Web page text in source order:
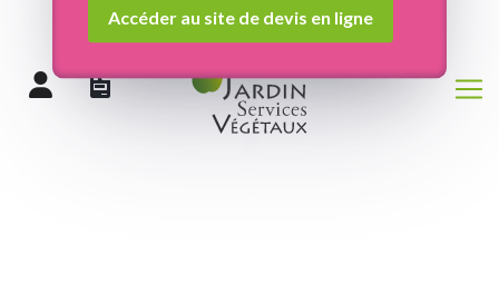
Accéder au site de devis en ligne